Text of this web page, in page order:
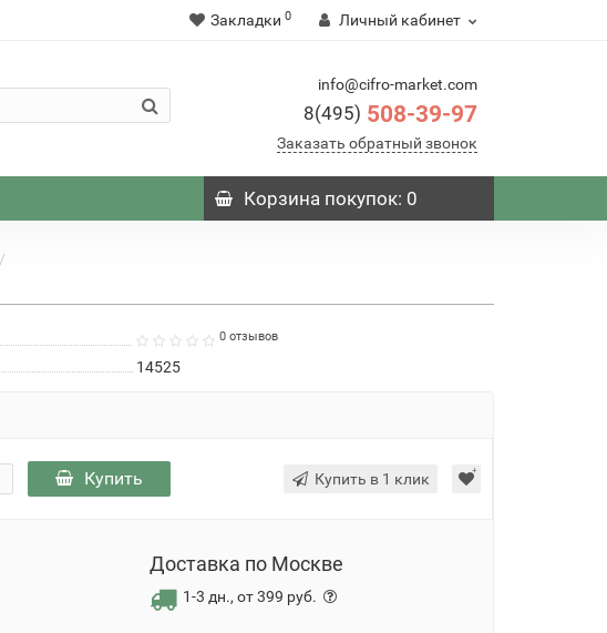
Закладки 0 Личный кабинет
info@cifro-market.com
8(495) 508-39-97
Заказать обратный звонок
Корзинапокупок: 0
0 отзывов
14525
Купить Купить в 1 клик
Доставка по Москве
1-3 дн., от 399 руб.